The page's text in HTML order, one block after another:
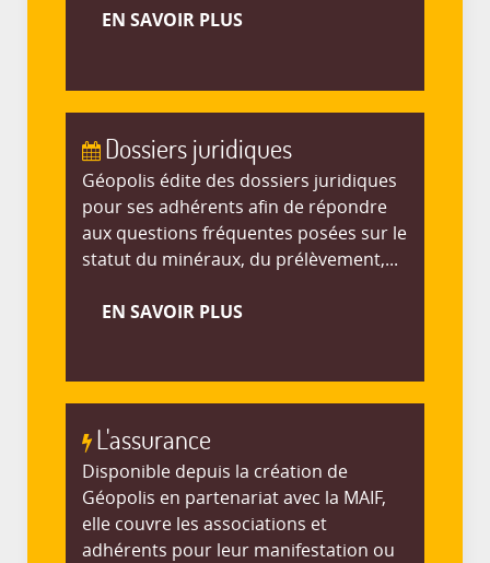
EN SAVOIR PLUS
Dossiers juridiques
Géopolis édite des dossiers juridiques
pour ses adhérents afin de répondre
aux questions fréquentes posées sur le
statut du minéraux, du prélèvement,...
EN SAVOIR PLUS
L'assurance
Disponible depuis la création de
Géopolis en partenariat avec la MAIF,
elle couvre les associations et
adhérents pour leur manifestation ou